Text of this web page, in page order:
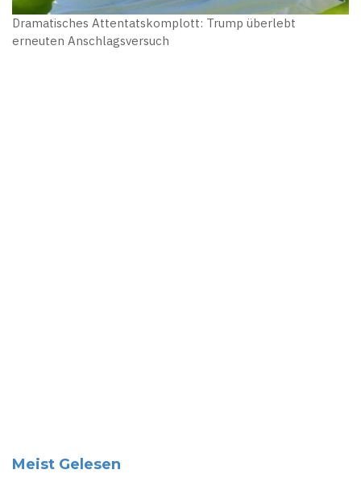
Dramatisches Attentatskomplott: Trump überlebt
erneuten Anschlagsversuch
Meist Gelesen